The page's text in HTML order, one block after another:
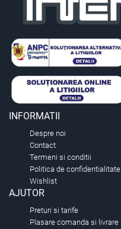
INFORMATII
Despre noi
Contact
Termeni si conditii
Politica de confidentialitate
Wishlist
AJUTOR
Preturi si tarife
Plasare comanda si livrare